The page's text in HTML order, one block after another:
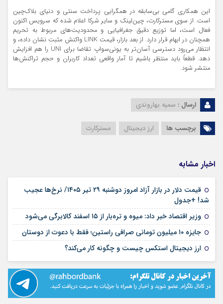
این همکاری گامی بی‌سابقه در همگرایی پرداخت سنتی و دنیای بلاک‌چین
است. از سوی مسترکارت، چین‌لینک و سایر شرکا اعلام شده که سرویس اکنون
فعال است، اما توزیع دقیق جغرافیایی و محدودیت‌های مربوط به تحریم
همچنان در ابهام قرار دارد. از بعد بازار، قیمت LINK واکنش مثبت نشان داده، و
انتظار می‌رود دسترسی آسان‌تر به یونی‌سواپ تقاضا برای UNI را هم افزایش
دهد. قطعاً باید منتظر باشیم تا آمار واقعی تعداد کاربران و حجم تراکنش‌ها
منتشر شود.
ارسال : سمیه بهاروندی
برچسب ها ارز دیجیتال مسترکارت
اخبار مشابه
قیمت دلار در بازار آزاد امروز دوشنبه ۲۹ تیر ۱۴۰۵/ نرخ‌ها عجیب
شد! +جدول
وزیر اقتصاد خبر داد: میوه و تره‌بار از ۱۵ اسفند کالابرگی می‌شود
جایزه ۱۰ میلیون تومانی صرافی راستین؛ فقط با دعوت از دوستان
ارز دیجیتال استکس چیست و چگونه کار می‌کند؟